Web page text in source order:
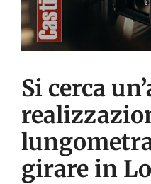
Si cerca
girare in